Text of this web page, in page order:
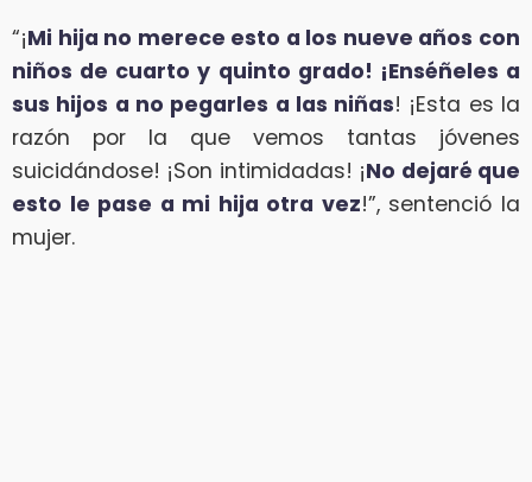
“¡Mi hija no merece esto a los nueve años con
niños de cuarto y quinto grado! ¡Enséñeles a
sus hijos a no pegarles a las niñas! ¡Esta es la
razón por la que vemos tantas jóvenes
suicidándose! ¡Son intimidadas! ¡No dejaré que
esto le pase a mi hija otra vez!”, sentenció la
mujer.